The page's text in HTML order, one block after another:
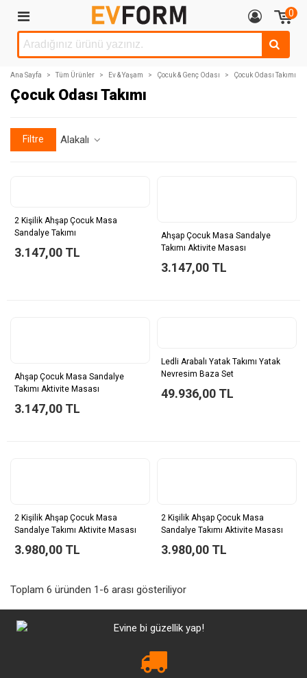
0
Ana Sayfa > Tüm Ürünler > Ev & Yaşam > Çocuk & Genç Odası > Çocuk Odası Takımı
Çocuk Odası Takımı
Filtre Alakalı
2 Kişilik Ahşap Çocuk Masa
Sandalye Takımı
3.147,00 TL
Ahşap Çocuk Masa Sandalye
Takımı Aktivite Masası
3.147,00 TL
Ahşap Çocuk Masa Sandalye
Takımı Aktivite Masası
3.147,00 TL
Ledli Arabalı Yatak Takımı Yatak
Nevresim Baza Set
49.936,00 TL
2 Kişilik Ahşap Çocuk Masa
Sandalye Takımı Aktivite Masası
3.980,00 TL
2 Kişilik Ahşap Çocuk Masa
Sandalye Takımı Aktivite Masası
3.980,00 TL
Toplam 6 üründen 1-6 arası gösteriliyor